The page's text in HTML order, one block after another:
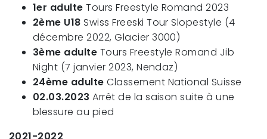
1er adulte Tours Freestyle Romand 2023
2ème U18 Swiss Freeski Tour Slopestyle (4
décembre 2022, Glacier 3000)
3ème adulte Tours Freestyle Romand Jib
Night (7 janvier 2023, Nendaz)
24ème adulteClassement National Suisse
02.03.2023Arrêt de la saison suite à une
blessure au pied